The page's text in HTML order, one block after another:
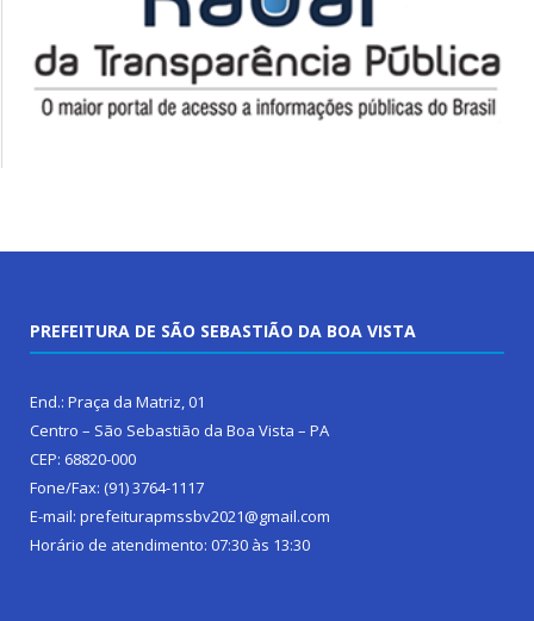
PREFEITURA DE SÃO SEBASTIÃO DA BOA VISTA
End.: Praça da Matriz, 01
Centro – São Sebastião da Boa Vista – PA
CEP: 68820-000
Fone/Fax: (91) 3764-1117
E-mail: prefeiturapmssbv2021@gmail.com
Horário de atendimento: 07:30 às 13:30